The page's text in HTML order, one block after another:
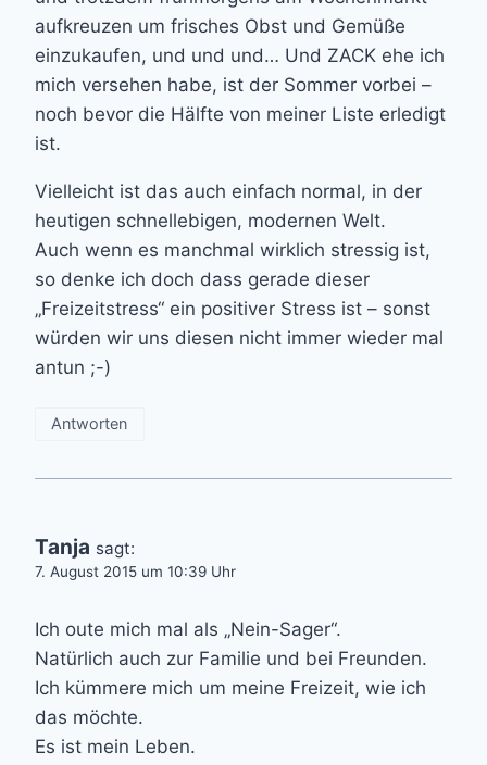
aufkreuzen um frisches Obst und Gemüße
einzukaufen, und und und… Und ZACK ehe ich
mich versehen habe, ist der Sommer vorbei –
noch bevor die Hälfte von meiner Liste erledigt
ist.
Vielleicht ist das auch einfach normal, in der
heutigen schnellebigen, modernen Welt.
Auch wenn es manchmal wirklich stressig ist,
so denke ich doch dass gerade dieser
„Freizeitstress“ ein positiver Stress ist – sonst
würden wir uns diesen nicht immer wieder mal
antun ;-)
Antworten
Tanja sagt:
7. August 2015 um 10:39 Uhr
Ich oute mich mal als „Nein-Sager“.
Natürlich auch zur Familie und bei Freunden.
Ich kümmere mich um meine Freizeit, wie ich
das möchte.
Es ist mein Leben.